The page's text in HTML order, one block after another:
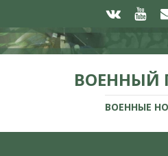
ВОЕННЫЙ
ВОЕННЫЕ